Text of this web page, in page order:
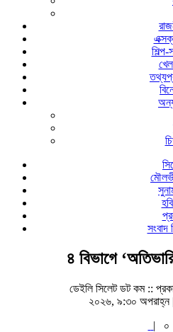
শিল্প-
সংবাদ
৪ বিভাগে
ডেইলি সিলেট ডট কম ::
২০২৬, ৯:৩০ অপরাহ্ন
|
০